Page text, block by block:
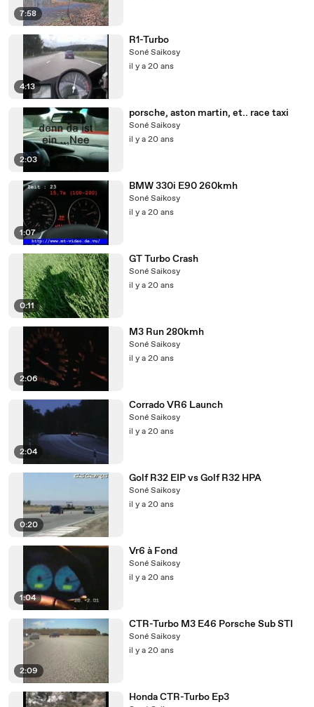
7:58
4:13
R1-Turbo
Soné Saikosy
il y a 20 ans
2:03
porsche, aston martin, et.. race taxi
Soné Saikosy
il y a 20 ans
1:07
BMW 330i E90 260kmh
Soné Saikosy
il y a 20 ans
0:11
GT Turbo Crash
Soné Saikosy
il y a 20 ans
2:06
M3 Run 280kmh
Soné Saikosy
il y a 20 ans
2:04
Corrado VR6 Launch
Soné Saikosy
il y a 20 ans
0:20
Golf R32 EIP vs Golf R32 HPA
Soné Saikosy
il y a 20 ans
1:04
Vr6 à Fond
Soné Saikosy
il y a 20 ans
2:09
CTR-Turbo M3 E46 Porsche Sub STI
Soné Saikosy
il y a 20 ans
Honda CTR-Turbo Ep3